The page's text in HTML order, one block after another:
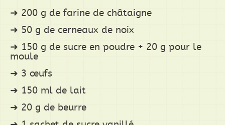
200 g de farine de châtaigne
50 g de cerneaux de noix
150 g de sucre en poudre + 20 g pour le
moule
3 œufs
150 ml de lait
20 g de beurre